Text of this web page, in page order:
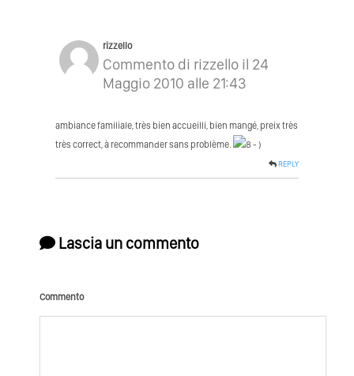
rizzello
Commento di rizzello il 24
Maggio 2010 alle 21:43
ambiance familiale, très bien accueilli, bien mangé, preix très
très correct, à recommander sans problème.
REPLY
Lascia un commento
Commento